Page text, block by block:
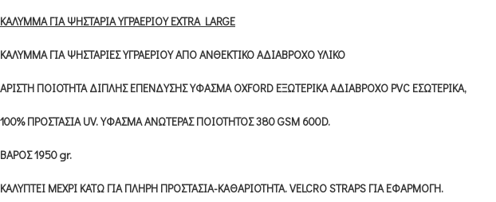
ΚΑΛΥΜΜΑ ΓΙΑ ΨΗΣΤΑΡΙΑ ΥΓΡΑΕΡΙΟΥ EXTRA LARGE
ΚΑΛΥΜΜΑ ΓΙΑ ΨΗΣΤΑΡΙΕΣ ΥΓΡΑΕΡΙΟΥ ΑΠΟ ΑΝΘΕΚΤΙΚΟ ΑΔΙΑΒΡΟΧΟ ΥΛΙΚΟ
ΑΡΙΣΤΗ ΠΟΙΟΤΗΤΑ ΔΙΠΛΗΣ ΕΠΕΝΔΥΣΗΣ ΥΦΑΣΜΑ OXFORD ΕΞΩΤΕΡΙΚΑ ΑΔΙΑΒΡΟΧΟ PVC ΕΣΩΤΕΡΙΚΑ,
100% ΠΡΟΣΤΑΣΙΑ UV. ΥΦΑΣΜΑ ΑΝΩΤΕΡΑΣ ΠΟΙΟΤΗΤΟΣ 380 GSM 600D.
ΒΑΡΟΣ 1950 gr.
ΚΑΛΥΠΤΕΙ ΜΕΧΡΙ ΚΑΤΩ ΓΙΑ ΠΛΗΡΗ ΠΡΟΣΤΑΣΙΑ-ΚΑΘΑΡΙΟΤΗΤΑ. VELCRO STRAPS ΓΙΑ ΕΦΑΡΜΟΓΗ.